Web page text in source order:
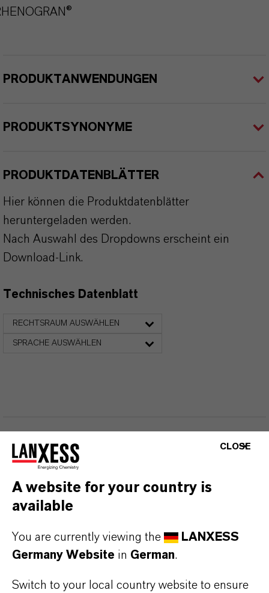
PRODUKTANWENDUNGEN
PRODUKTSYNONYME
PRODUKTDATENBLÄTTER
Hier können die Produktdatenblätter
heruntergeladen werden.
Nach Auswahl des Dropdowns erscheint ein
Download-Link.
Technisches Datenblatt
RECHTSRAUM AUSWÄHLEN
SPRACHE AUSWÄHLEN
DARUMLANXESS!
Als führendes Spezialchemieunternehmen bieten
wir weit mehr als nur hochwertige Produkte: Wir
stehen für Zuverlässigkeit, Innovationskraft und
partnerschaftliches Denken. Im Mittelpunkt
Kunden. Unsere Kunden profitieren von
CLOSE
A website for your country is
available
You are currently viewing the
LANXESS
Germany Website in German.
Switch to your local country website to ensure